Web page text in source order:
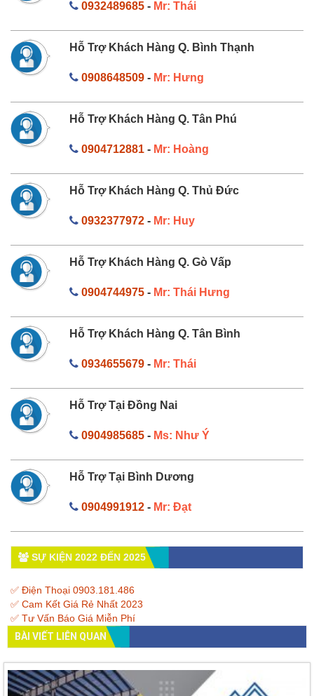
0932489685- Mr: Thái
Hỗ Trợ Khách Hàng Q. Bình Thạnh
0908648509- Mr: Hưng
Hỗ Trợ Khách Hàng Q. Tân Phú
0904712881- Mr: Hoàng
Hỗ Trợ Khách Hàng Q. Thủ Đức
0932377972- Mr: Huy
Hỗ Trợ Khách Hàng Q. Gò Vấp
0904744975- Mr: Thái Hưng
Hỗ Trợ Khách Hàng Q. Tân Bình
0934655679- Mr: Thái
Hỗ Trợ Tại Đồng Nai
0904985685- Ms: Như Ý
Hỗ Trợ Tại Bình Dương
0904991912- Mr: Đạt
SỰ KIỆN 2022 ĐẾN 2025
✅ Điện Thoại 0903.181.486
✅ Cam Kết Giá Rẻ Nhất 2023
✅ Tư Vấn Báo Giá Miễn Phí
BÀI VIẾT LIÊN QUAN